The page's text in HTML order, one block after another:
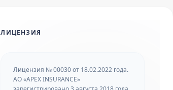
ЛИЦЕНЗИЯ
Лицензия № 00030 от 18.02.2022 года.
АО «APEX INSURANCE»